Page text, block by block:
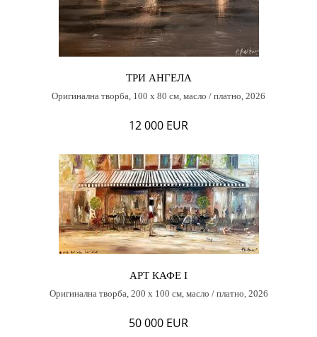
ТРИ АНГЕЛА
Оригинална творба, 100 х 80 см, масло / платно, 2026
12 000 EUR
АРТ КАФЕ I
Оригинална творба, 200 х 100 см, масло / платно, 2026
50 000 EUR